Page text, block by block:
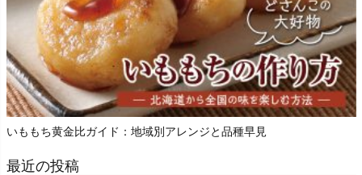
いももち黄金比ガイド：地域別アレンジと品種早見
最近の投稿